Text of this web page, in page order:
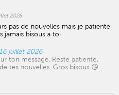
2026
pas de nouvelles mais je patiente
jamais bisous a toi
juillet 2026
ton message. Reste patiente,
tes nouvelles. Gros bisous 😘